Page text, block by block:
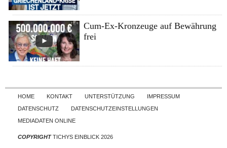
Cum-Ex-Kronzeuge auf Bewährung
frei
Skip to content
HOME KONTAKT UNTERSTÜTZUNG
IMPRESSUM
DATENSCHUTZ
DATENSCHUTZEINSTELLUNGEN
MEDIADATEN ONLINE
COPYRIGHTTICHYS EINBLICK 2026